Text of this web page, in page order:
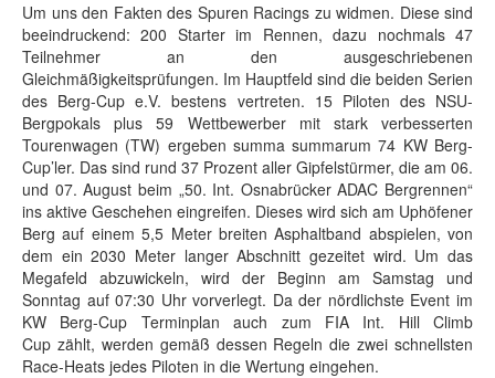
Um uns den Fakten des Spuren Racings zu widmen. Diese sind
beeindruckend: 200 Starter im Rennen, dazu nochmals 47
Teilnehmer an den ausgeschriebenen
Gleichmäßigkeitsprüfungen. Im Hauptfeld sind die beiden Serien
des Berg-Cup e.V. bestens vertreten. 15 Piloten des NSU-
Bergpokals plus 59 Wettbewerber mit stark verbesserten
Tourenwagen (TW) ergeben summa summarum 74 KW Berg-
Cup’ler. Das sind rund 37 Prozent aller Gipfelstürmer, die am 06.
und 07. August beim „50. Int. Osnabrücker ADAC Bergrennen“
ins aktive Geschehen eingreifen. Dieses wird sich am Uphöfener
Berg auf einem 5,5 Meter breiten Asphaltband abspielen, von
dem ein 2030 Meter langer Abschnitt gezeitet wird. Um das
Megafeld abzuwickeln, wird der Beginn am Samstag und
Sonntag auf 07:30 Uhr vorverlegt. Da der nördlichste Event im
KW Berg-Cup Terminplan auch zum FIA Int. Hill Climb
Cup zählt, werden gemäß dessen Regeln die zwei schnellsten
Race-Heats jedes Piloten in die Wertung eingehen.